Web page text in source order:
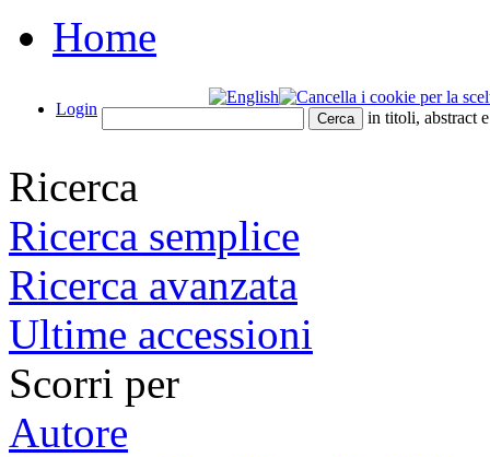
Home
Login in titoli, abstract
Ricerca
Ricerca semplice
Ricerca avanzata
Ultime accessioni
Scorri per
Autore